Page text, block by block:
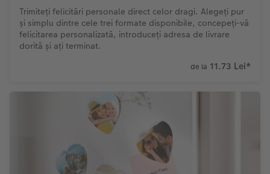
Trimiteți felicitări personale direct celor dragi. Alegeți pur
și simplu dintre cele trei formate disponibile, concepeți-vă
felicitarea personalizată, introduceți adresa de livrare
dorită și ați terminat.
de la 11.73 Lei*